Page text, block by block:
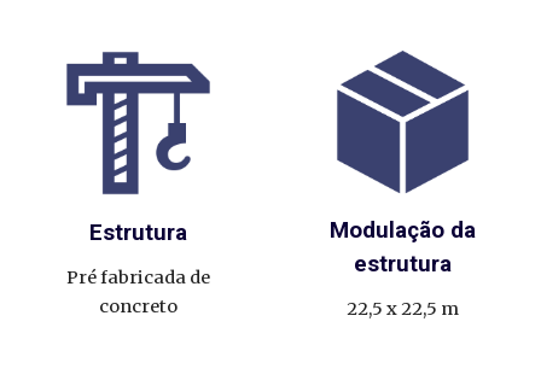
Estrutura
Pré fabricada de
concreto
Modulação da
estrutura
22,5 x 22,5 m